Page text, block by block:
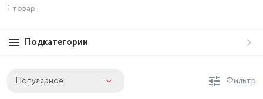
1 товар
Подкатегории
Популярное Фильтр